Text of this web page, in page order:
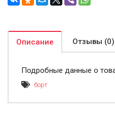
Описание Отзывы (0)
Подробные данные о
борт